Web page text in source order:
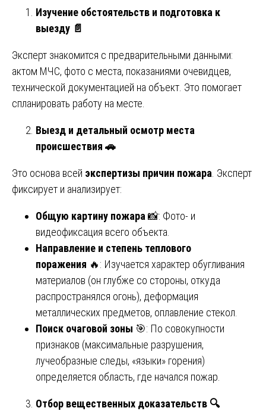
Изучение обстоятельств и подготовка к
выезду 📄
Эксперт знакомится с предварительными данными:
актом МЧС, фото с места, показаниями очевидцев,
технической документацией на объект. Это помогает
спланировать работу на месте.
Выезд и детальный осмотр места
происшествия 🚗
Это основа всей экспертизы причин пожара . Эксперт
фиксирует и анализирует:
Общую картину пожара 📸: Фото- и
видеофиксация всего объекта.
Направление и степень теплового
поражения 🔥: Изучается характер обугливания
материалов (он глубже со стороны, откуда
распространялся огонь), деформация
металлических предметов, оплавление стекол.
Поиск очаговой зоны 🎯: По совокупности
признаков (максимальные разрушения,
лучеобразные следы, «языки» горения)
определяется область, где начался пожар.
Отбор вещественных доказательств 🔍